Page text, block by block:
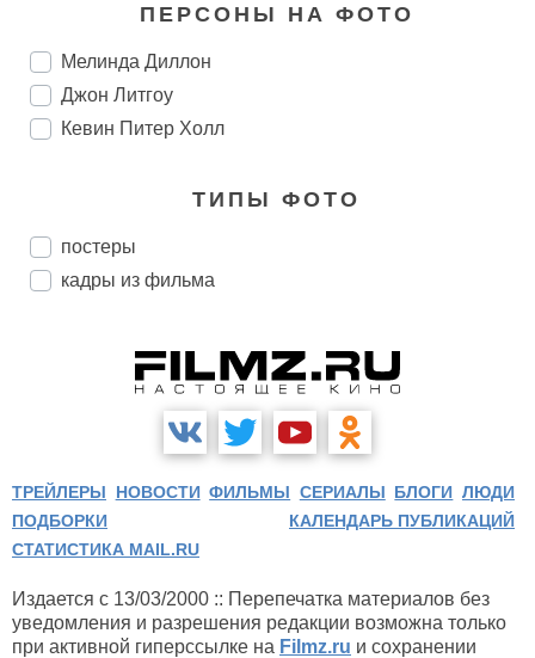
ПЕРСОНЫ НА ФОТО
Мелинда Диллон
Джон Литгоу
Кевин Питер Холл
ТИПЫ ФОТО
постеры
кадры из фильма
ТРЕЙЛЕРЫ НОВОСТИ ФИЛЬМЫ СЕРИАЛЫ БЛОГИ ЛЮДИ
ПОДБОРКИ
КАЛЕНДАРЬ ПУБЛИКАЦИЙ
СТАТИСТИКА MAIL.RU
Издается с 13/03/2000 :: Перепечатка материалов без
уведомления и разрешения редакции возможна только
при активной гиперссылке на Filmz.ru и сохранении